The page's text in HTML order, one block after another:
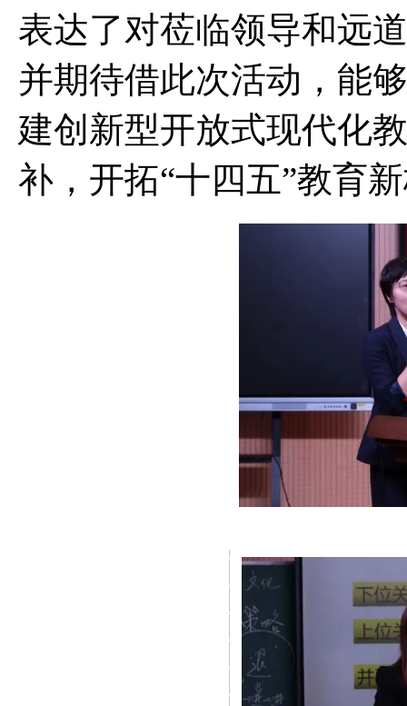
表达了对莅临领导和远
并期待借此次活动，能
建创新型开放式现代化
补，开拓“十四五”教育